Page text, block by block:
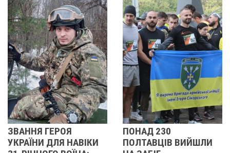
ПОНАД 230
ПОЛТАВЦІВ ВИЙШЛИ
ВІД БАХМУТА
ПОЛТАВИ: ЯК